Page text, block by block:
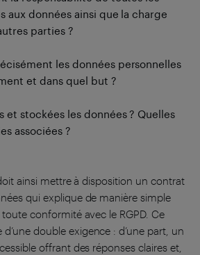
aux données ainsi que la charge
parties ?
les données personnelles
et dans quel but ?
et stockées les données ? Quelles
associées ?
ainsi mettre à disposition un contrat
qui explique de manière simple
conformité avec le RGPD. Ce
double exigence : d’une part, un
offrant des réponses claires et,